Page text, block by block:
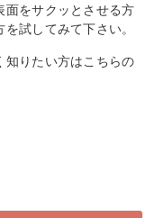
面をサクッとさせる方
試してみて下さい。
知りたい方はこちらの